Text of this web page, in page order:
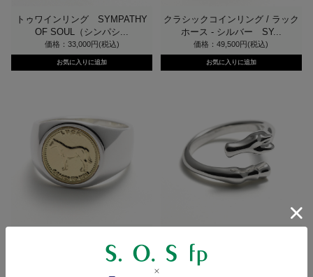
トゥワインリング SYMPATHY
OF SOUL（シンパシ...
価格：33,000円(税込)
クラシックコインリング / ラック
ホース - シルバー SY...
価格：49,500円(税込)
ホース - シルバー×K1...
価格：165,000円(税込)
THY OF SOUL...
価格：29,700円(税込)